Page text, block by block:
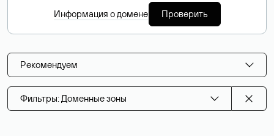
Информация о домене Проверить
Рекомендуем
Фильтры: Доменные зоны